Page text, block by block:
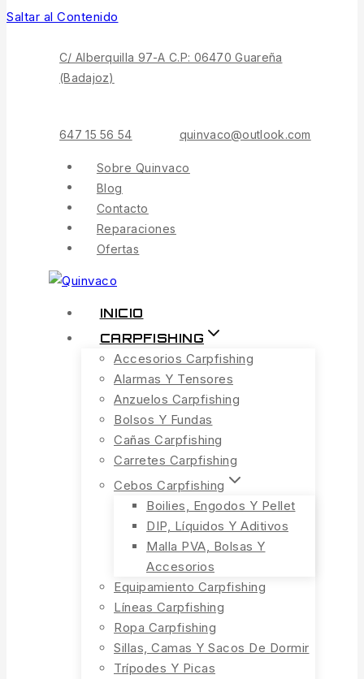
Saltar al Contenido
C/ Alberquilla 97-A C.P: 06470 Guareña
(Badajoz)
647 15 56 54 quinvaco@outlook.com
Sobre Quinvaco
Blog
Contacto
Reparaciones
Ofertas
INICIO
CARPFISHING
Accesorios Carpfishing
Alarmas Y Tensores
Anzuelos Carpfishing
Bolsos Y Fundas
Cañas Carpfishing
Carretes Carpfishing
Cebos Carpfishing
Boilies, Engodos Y Pellet
DIP, Líquidos Y Aditivos
Malla PVA, Bolsas Y
Accesorios
Equipamiento Carpfishing
Líneas Carpfishing
Ropa Carpfishing
Sillas, Camas Y Sacos De Dormir
Trípodes Y Picas